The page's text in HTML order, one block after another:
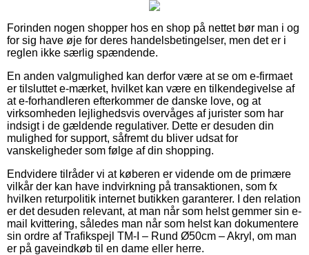
Forinden nogen shopper hos en shop på nettet bør man i og
for sig have øje for deres handelsbetingelser, men det er i
reglen ikke særlig spændende.
En anden valgmulighed kan derfor være at se om e-firmaet
er tilsluttet e-mærket, hvilket kan være en tilkendegivelse af
at e-forhandleren efterkommer de danske love, og at
virksomheden lejlighedsvis overvåges af jurister som har
indsigt i de gældende regulativer. Dette er desuden din
mulighed for support, såfremt du bliver udsat for
vanskeligheder som følge af din shopping.
Endvidere tilråder vi at køberen er vidende om de primære
vilkår der kan have indvirkning på transaktionen, som fx
hvilken returpolitik internet butikken garanterer. I den relation
er det desuden relevant, at man når som helst gemmer sin e-
mail kvittering, således man når som helst kan dokumentere
sin ordre af Trafikspejl TM-I – Rund Ø50cm – Akryl, om man
er på gaveindkøb til en dame eller herre.